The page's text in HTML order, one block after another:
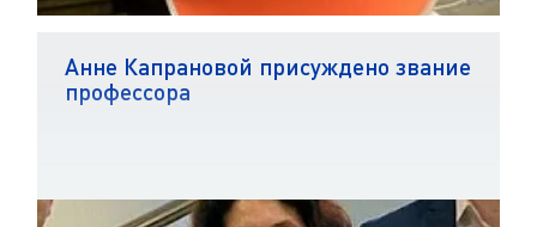
Анне Капрановой присуждено звание
профессора